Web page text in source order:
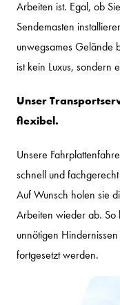
Arbeiten ist. Egal, ob
Sendemasten
unwegsames Gelände
ist kein Luxus, sondern
Unser
flexibel.
Unsere
schnell und
Auf Wunsch holen sie
Arbeiten wieder ab. So
unnötigen
fortgesetzt werden.